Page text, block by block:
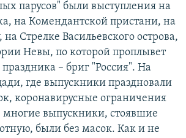
парусов" были выступления на
на Комендантской пристани, на
Стрелке Васильевского острова,
Невы, по которой проплывет
– бриг "Россия". На
где выпускники праздновали
коронавирусные ограничения
многие выпускники, стоявшие
были без масок. Как и не